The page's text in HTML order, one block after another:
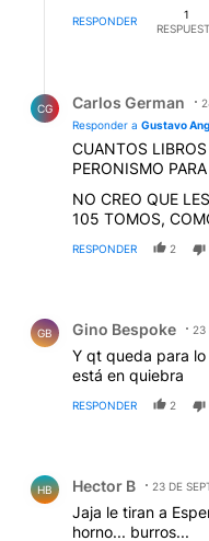
RESPONDER
1
CG Carlos German
Responder a Gustavo
CUANTOS
PERONISMO
NO CREO QUE
105 TOMOS,
RESPONDER 2
GB Gino Bespoke 23
Y qt queda para lo
está en quiebra
RESPONDER 2
HB Hector B 23 DE
Jaja le tiran a
horno... burros...